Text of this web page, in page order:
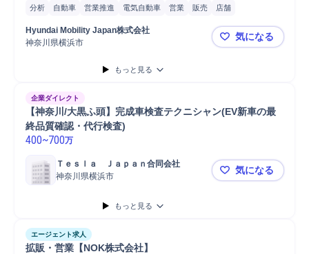
分析 自動車 営業推進 電気自動車 営業 販売 店舗
Hyundai Mobility Japan株式会社
神奈川県横浜市
営業推進チ
気になる
もっと見る
企業ダイレクト
【神奈川/大黒ふ頭】完成車検査テクニシャン(EV新車の最
終品質確認・代行検査)
400~700万
Ｔｅｓｌａ　Ｊａｐａｎ合同会社
神奈川県横浜市
【神奈川/大
気になる
もっと見る
エージェント求人
拡販・営業【NOK株式会社】